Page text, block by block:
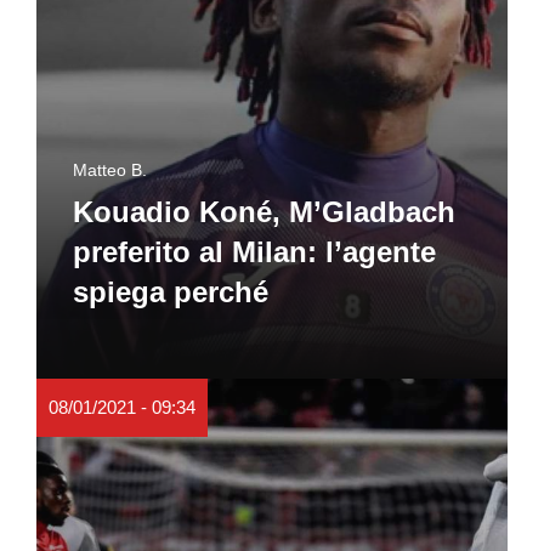
Matteo B.
Kouadio Koné, M’Gladbach
preferito al Milan: l’agente
spiega perché
08/01/2021 - 09:34